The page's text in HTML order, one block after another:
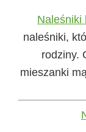
Naleśniki
naleśniki,
rodziny.
mieszanki